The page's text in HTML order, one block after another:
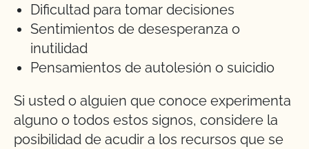
Dificultad para tomar decisiones
Sentimientos de desesperanza o
inutilidad
Pensamientos de autolesión o suicidio
Si usted o alguien que conoce experimenta
alguno o todos estos signos, considere la
posibilidad de acudir a los recursos que se